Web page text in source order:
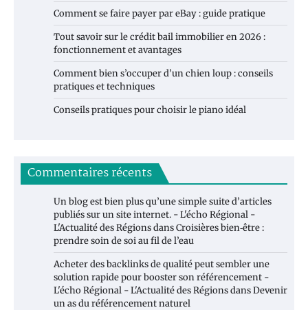
Comment se faire payer par eBay : guide pratique
Tout savoir sur le crédit bail immobilier en 2026 :
fonctionnement et avantages
Comment bien s’occuper d’un chien loup : conseils
pratiques et techniques
Conseils pratiques pour choisir le piano idéal
Commentaires récents
Un blog est bien plus qu’une simple suite d’articles
publiés sur un site internet. - L'écho Régional -
L'Actualité des RégionsdansCroisières bien‑être :
prendre soin de soi au fil de l’eau
Acheter des backlinks de qualité peut sembler une
solution rapide pour booster son référencement -
L'écho Régional - L'Actualité des RégionsdansDevenir
un as du référencement naturel